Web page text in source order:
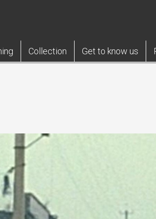
Collection Get to know us